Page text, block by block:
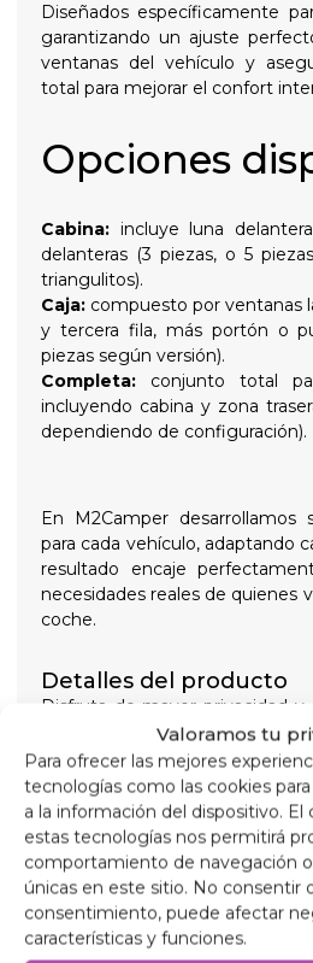
Valoramos tu
Para ofrecer las mejores
tecnologías como las cookies
a la información del dispositivo.
estas tecnologías nos permitirá
comportamiento de navegación
únicas en este sitio. No consentir
consentimiento, puede afectar
características y funciones.
Diseñados específicamente
garantizando un ajuste
ventanas del vehículo y
total para mejorar el confort
Opciones
Cabina: incluye luna
delanteras (3 piezas, o 5
triangulitos).
Caja: compuesto por ventanas
y tercera fila, más portón o
piezas según versión).
Completa: conjunto total
incluyendo cabina y zona
dependiendo de configuración).
En M2Camper desarrollamos
para cada vehículo, adaptando
resultado encaje
necesidades reales de quienes
coche.
Detalles del producto
Disfruta de mayor privacidad
Sportback con estos
Ideales para viajar,
vehículo sin molestias de luz o
tu coche en un espacio más
época del año:
Oscuridad total para un
Mayor privacidad en cualquier
Aislamiento térmico eficaz
Perfectos para escapadas y